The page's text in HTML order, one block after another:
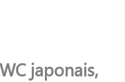
japonais,